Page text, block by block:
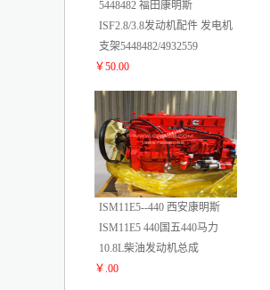
5448482 福田康明斯
ISF2.8/3.8发动机配件 发电机
支架5448482/4932559
￥50.00
ISM11E5--440 西安康明斯
ISM11E5 440国五440马力
10.8L柴油发动机总成
￥.00